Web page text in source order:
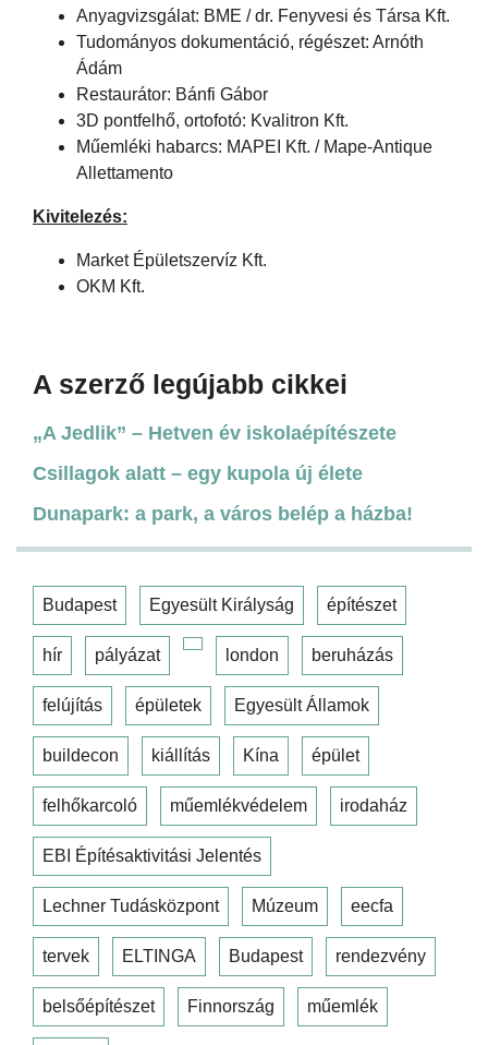
Anyagvizsgálat: BME / dr. Fenyvesi és Társa Kft.
Tudományos dokumentáció, régészet: Arnóth
Ádám
Restaurátor: Bánfi Gábor
3D pontfelhő, ortofotó: Kvalitron Kft.
Műemléki habarcs: MAPEI Kft. / Mape-Antique
Allettamento
Kivitelezés:
Market Épületszervíz Kft.
OKM Kft.
A szerző legújabb cikkei
„A Jedlik” – Hetven év iskolaépítészete
Csillagok alatt – egy kupola új élete
Dunapark: a park, a város belép a házba!
Budapest Egyesült Királyság építészet
hír pályázat london beruházás
felújítás épületek Egyesült Államok
buildecon kiállítás Kína épület
felhőkarcoló műemlékvédelem irodaház
EBI Építésaktivitási Jelentés
Lechner Tudásközpont Múzeum eecfa
tervek ELTINGA Budapest rendezvény
belsőépítészet Finnország műemlék